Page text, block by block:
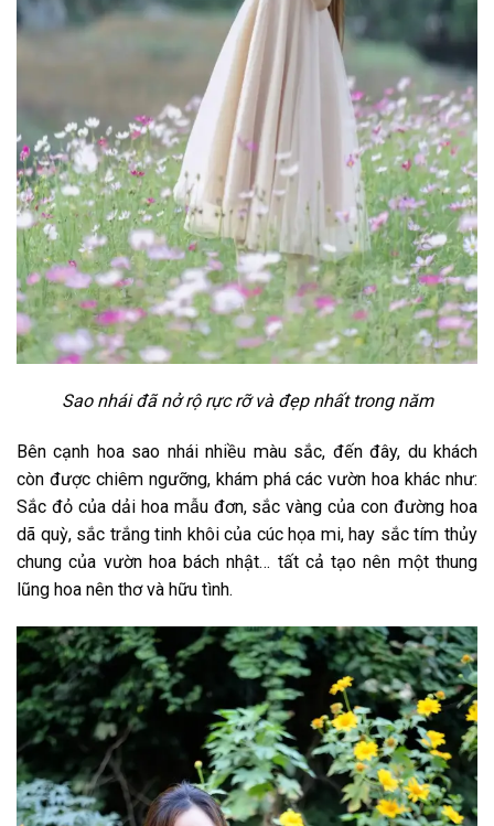
Sao nhái đã nở rộ rực rỡ và đẹp nhất trong năm
Bên cạnh hoa sao nhái nhiều màu sắc, đến đây, du khách
còn được chiêm ngưỡng, khám phá các vườn hoa khác như:
Sắc đỏ của dải hoa mẫu đơn, sắc vàng của con đường hoa
dã quỳ, sắc trắng tinh khôi của cúc họa mi, hay sắc tím thủy
chung của vườn hoa bách nhật… tất cả tạo nên một thung
lũng hoa nên thơ và hữu tình.